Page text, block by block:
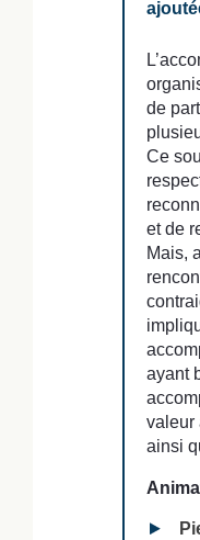
de
Ce
et de
Mais,
ayant
valeur
ainsi